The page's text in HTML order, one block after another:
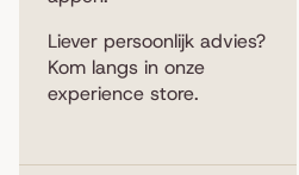
Liever persoonlijk advies?
Kom langs in onze
experience store.